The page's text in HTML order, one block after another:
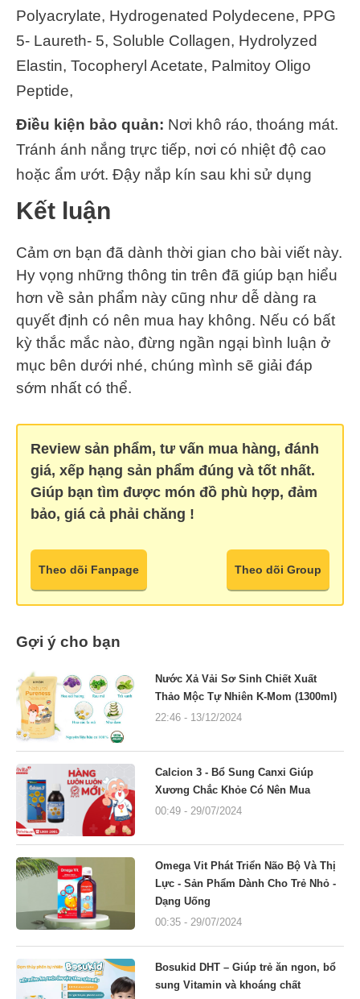
Polyacrylate, Hydrogenated Polydecene, PPG
5- Laureth- 5, Soluble Collagen, Hydrolyzed
Elastin, Tocopheryl Acetate, Palmitoy Oligo
Peptide,
Điều kiện bảo quản: Nơi khô ráo, thoáng mát.
Tránh ánh nắng trực tiếp, nơi có nhiệt độ cao
hoặc ẩm ướt. Đậy nắp kín sau khi sử dụng
Kết luận
Cảm ơn bạn đã dành thời gian cho bài viết này.
Hy vọng những thông tin trên đã giúp bạn hiểu
hơn về sản phẩm này cũng như dễ dàng ra
quyết định có nên mua hay không. Nếu có bất
kỳ thắc mắc nào, đừng ngần ngại bình luận ở
mục bên dưới nhé, chúng mình sẽ giải đáp
sớm nhất có thể.
Review sản phẩm, tư vấn mua hàng, đánh
giá, xếp hạng sản phẩm đúng và tốt nhất.
Giúp bạn tìm được món đồ phù hợp, đảm
bảo, giá cả phải chăng !
Theo dõi Fanpage Theo dõi Group
Gợi ý cho bạn
Nước Xả Vải Sơ Sinh Chiết Xuất
Thảo Mộc Tự Nhiên K-Mom (1300ml)
22:46 - 13/12/2024
Calcion 3 - Bổ Sung Canxi Giúp
Xương Chắc Khỏe Có Nên Mua
00:49 - 29/07/2024
Omega Vit Phát Triển Não Bộ Và Thị
Lực - Sản Phẩm Dành Cho Trẻ Nhỏ -
Dạng Uống
00:35 - 29/07/2024
Bosukid DHT – Giúp trẻ ăn ngon, bổ
sung Vitamin và khoáng chất